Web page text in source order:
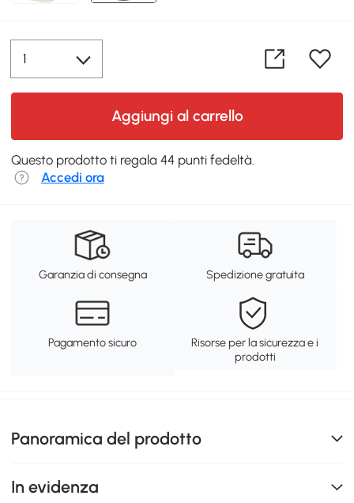
Aggiungi al carrello
Questo prodotto ti regala 44 punti fedeltà.
Accedi ora
Garanzia di consegna Spedizione gratuita
Pagamento sicuro
Risorse per la sicurezza e i
prodotti
Panoramica del prodotto
In evidenza